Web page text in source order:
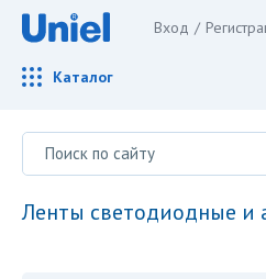
Вход /
Каталог
ленты светодиодные и